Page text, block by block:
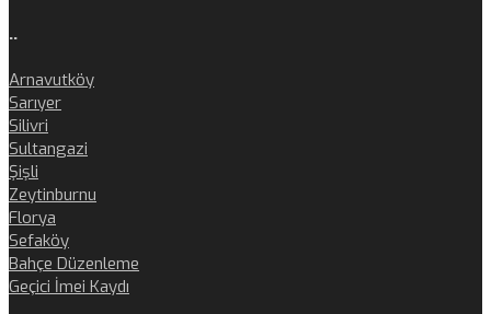
..
Arnavutköy
Sarıyer
Silivri
Sultangazi
Şişli
Zeytinburnu
Florya
Sefaköy
Bahçe Düzenleme
Geçici İmei Kaydı